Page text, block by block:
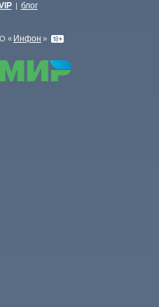
| блог
« Инфон »